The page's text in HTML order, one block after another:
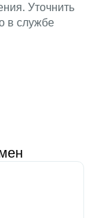
Уточнить
в службе